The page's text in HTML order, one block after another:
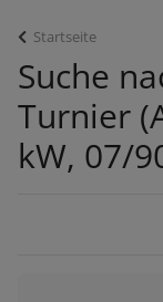
Startseite
Suche
Turnier
kW, 07/